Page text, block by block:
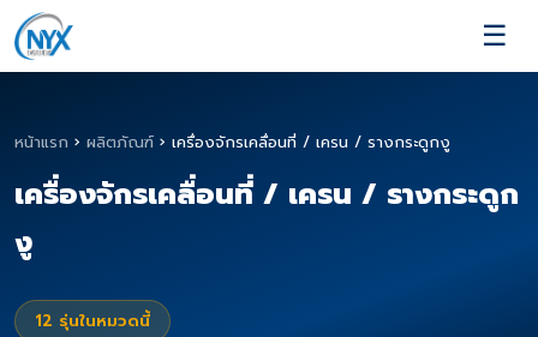
☰
หน้าแรก › ผลิตภัณฑ์ › เครื่องจักรเคลื่อนที่ / เครน / รางกระดูกงู
เครื่องจักรเคลื่อนที่ / เครน / รางกระดูก
งู
12 รุ่นในหมวดนี้